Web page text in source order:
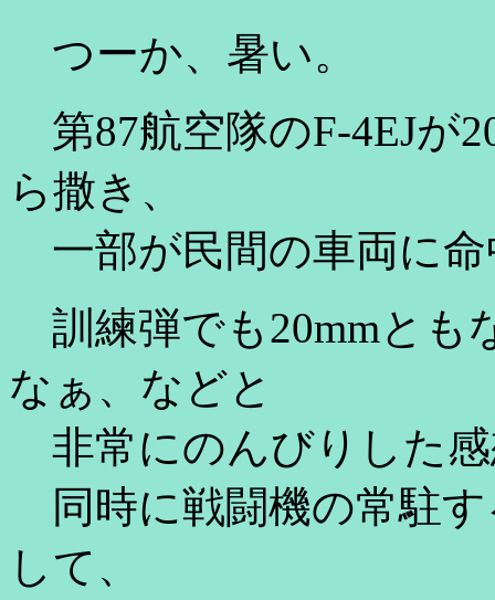
つーか、暑い。
第87航空隊のF-4EJが
ら撒き、
一部が民間の車両に
訓練弾でも20mmとも
なぁ、などと
非常にのんびりした
同時に戦闘機の常駐す
して、